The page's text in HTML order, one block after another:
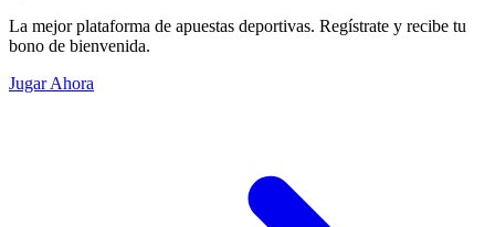
La mejor plataforma de apuestas deportivas. Regístrate y recibe tu
bono de bienvenida.
Jugar Ahora